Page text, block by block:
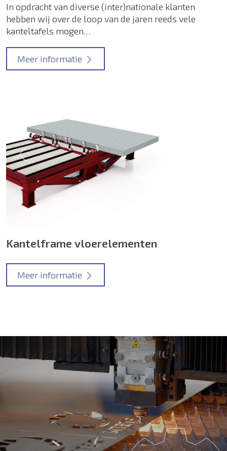
In opdracht van diverse (inter)nationale klanten
hebben wij over de loop van de jaren reeds vele
kanteltafels mogen…
Meer informatie
Previous
Kantelframe vloerelementen
Meer informatie